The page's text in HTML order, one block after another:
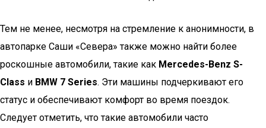
Тем не менее, несмотря на стремление к анонимности, в
автопарке Саши «Севера» также можно найти более
роскошные автомобили, такие как Mercedes-Benz S-
Class и BMW 7 Series. Эти машины подчеркивают его
статус и обеспечивают комфорт во время поездок.
Следует отметить, что такие автомобили часто